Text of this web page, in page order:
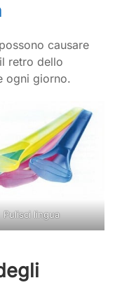
causare
retro dello
ogni giorno.
Pulisci lingua